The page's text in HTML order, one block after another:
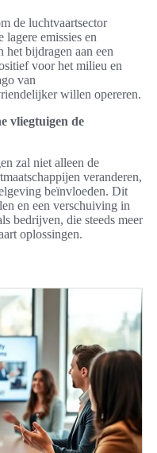
de luchtvaartsector
emissies en
bijdragen aan een
voor het milieu en
van
willen opereren.
vliegtuigen de
zal niet alleen de
veranderen,
beïnvloeden. Dit
en een verschuiving in
bedrijven, die steeds meer
oplossingen.